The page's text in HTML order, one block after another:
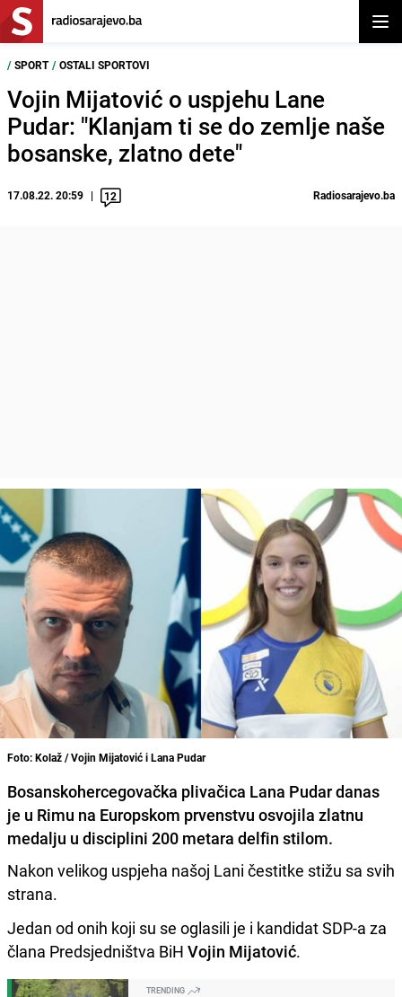
/ SPORT / OSTALI SPORTOVI
Vojin Mijatović o uspjehu Lane
Pudar: "Klanjam ti se do zemlje naše
bosanske, zlatno dete"
17.08.22. 20:59 12 Radiosarajevo.ba
Foto: Kolaž / Vojin Mijatović i Lana Pudar
Bosanskohercegovačka plivačica Lana Pudar danas
je u Rimu na Europskom prvenstvu osvojila zlatnu
medalju u disciplini 200 metara delfin stilom.
Nakon velikog uspjeha našoj Lani čestitke stižu sa svih
strana.
Jedan od onih koji su se oglasili je i kandidat SDP-a za
člana Predsjedništva BiH Vojin Mijatović.
TRENDING